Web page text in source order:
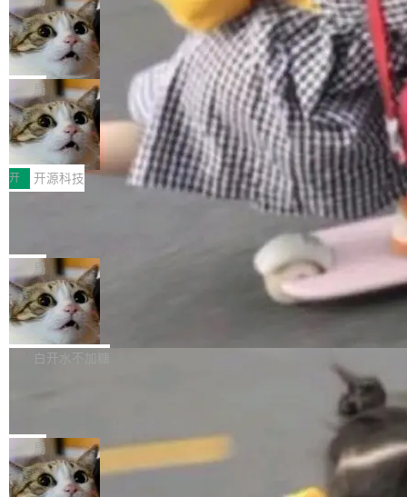
现实 过去两年，CIO们的焦虑清单上多了两项：
一是如何让大模型和智能体应用安全地从PoC走
向生产，二是如何让测试团队跟得上AI应用...
设置，如果用布尔值 + 可空字段来表示——bool
ean 表示是否可切换，nullable 的默认模式、浅
色方案、深色方案——会产生大量无意义的组
合。方案缺了、配置冲突了、全 null 了。要知道
哪些组合有效，作者说，你得靠"文档、校验、或
者部落知识"。 换个写法。Rust 的 enum，两个
变体：Switchable...
个"AI 知识库 + 聊天机器人"——每个大厂都在
做，没什么新鲜的。 但 Kenton Varda 在 Twitte
r 上把事情说清楚了： 今天我们发布了 Cloudfla
re OS，一个带连接器的聊天机器人，跟其他所
有科技公司做的一样。只不过，实际上它不一
样。这是 Sandstorm.io 的重制版，我十年前的
那个创业公司。不同的是，这次它构建在 Cloudf
lare Workers 上——我花了九年时间搭建的平台
——并且深度集成了 AI。这基本上是我十年秘密
Deno 团队开源 Celld，可自托管的分
布式 Durable Objects
Ryan Dahl 领导的 Deno 团队推出了最新开源项
目 Celld，一个能在自己机器上运行 Cloudflare
Workers 和 Durable Objects 的守护进程。 设
计思路很直接：每个对象是一个独立的 SQLite
数据库，按名称寻址，复制到你自己的 S3 兼容
存储库里。节点之间只通过这个存储库协调——
没有控制平面，没有共识协议。每个对象自带一
个小型数据库，应用天然按分片构建，单个数据
库的竞争和爆炸半径问题在设计层面就被消除
了。 闲置的 cell 会休眠到几乎不占资源。当 cel
l 迁移或唤醒时，新宿主从 S3 恢复 SQLite 数据
库继续执行。存储库是持久化的唯一真相...
局
鲁大师7月新机性能/流畅/AI榜：vivo夺
性能、流畅双第一，三星Galaxy Z系列
新折叠缺席
2026年7月的手机市场，由于存储等硬件成本暴
增，手机厂商的日子也不好过啊，新机速度明显
放缓，因此硝烟味淡了许多。新机参数规格除开
高价的三星折叠（三星Galaxy Z Fold8 Ultra / Z
Fold8 / Z Flip8）外，其余要么是中低端机器，
例如iQOO Z11i、REDMI Note 17、REDMI No
te 17 Pro、OPPO K15，要么是vivo X300 E这
样的次旗舰。 Galaxy Z Fold8 Ultra / Z Fold8 /
Z Flip8三款折叠屏新机均在7月22日发布，且全
部搭载骁龙8 Elite Gen5 for Galaxy，它们本该
开 开源科技
Zed 编辑器团队发布了新项目——DeltaDB，一
个在 git commit 之间记录每一次编辑操作的版
本控制系统。目前处于 Early Access 阶段。 De
ltaDB 的核心思路直接写在 landing page 最显
眼的位置：「Software is made between com
mits」——软件是在 commit 之间写出来的。git
是把这段空隙补上。 回退到任何一次编辑：Delt
aDB 捕获 commit 之间的每一次操作，...
局
SpaceXAI 单季资本开支达 183 亿美元
根据风险投资人Tomer Tunguz 博客（VC 分
析）披露的最新分析与第二季度业绩报告，Spac
微软同期总资本开支的四成。 与亚马逊、Alpha
bet、微软以及 Meta 等传统科技巨头相比，Spa
ceXAI的资金消耗速度尤为引人瞩目。然而，支
白开水不加糖
一个在终端里运行的编程 agent；Muse Spark
1.2，驱动这个 agent 的新模型。一句话概括：
你可以用 curl -fsSL https://dev.meta.ai/install.
局
美团开源 LoHoSearch，用知识图谱校